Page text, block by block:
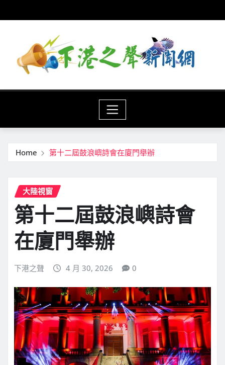
to
Home 第十二屆鼓浪嶼詩會在廈門舉辦
大陸視窗
第十二屆鼓浪嶼詩會
在廈門舉辦
下港之聲 4 月 30, 2026 0